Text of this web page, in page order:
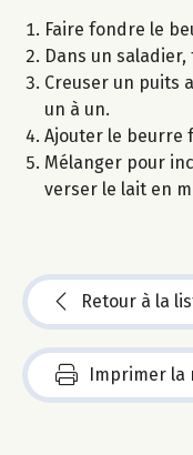
Faire fondre le
Dans un
Creuser un puits
un à un.
Ajouter le beurre
Mélanger pour
verser le lait en
Retour à la
Imprimer la